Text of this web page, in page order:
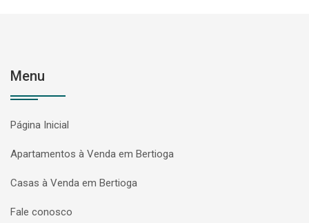
Menu
Página Inicial
Apartamentos à Venda em Bertioga
Casas à Venda em Bertioga
Fale conosco